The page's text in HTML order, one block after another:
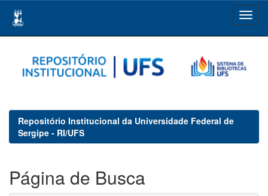
navigation
Repositório Institucional da Universidade Federal de
Sergipe - RI/UFS
Página de Busca